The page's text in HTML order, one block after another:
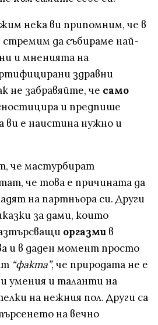
нека ви припомним, че в
да събираме най-
и мненията на
здравни
не забравяйте, че само
и предпише
ви е наистина нужно и
че мастурбират
че това е причината да
на партньора си. Други
за дами, които
оргазми в
и в даден момент просто
“факта”, че природата не е
умения и таланти на
на нежния пол. Други са
на вечно